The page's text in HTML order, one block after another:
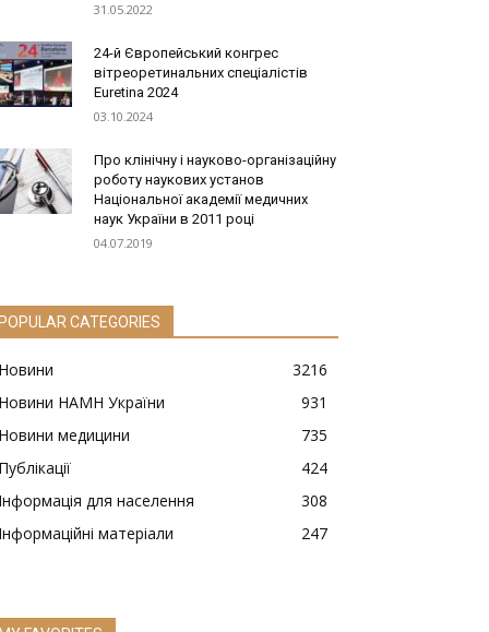
31.05.2022
24-й Європейський конгрес
вітреоретинальних спеціалістів
Euretina 2024
03.10.2024
Про клінічну і науково-організаційну
роботу наукових установ
Національної академії медичних
наук України в 2011 році
04.07.2019
POPULAR CATEGORIES
Новини
3216
Новини НАМН України
931
Новини медицини
735
Публікації
424
Інформація для населення
308
Інформаційні матеріали
247